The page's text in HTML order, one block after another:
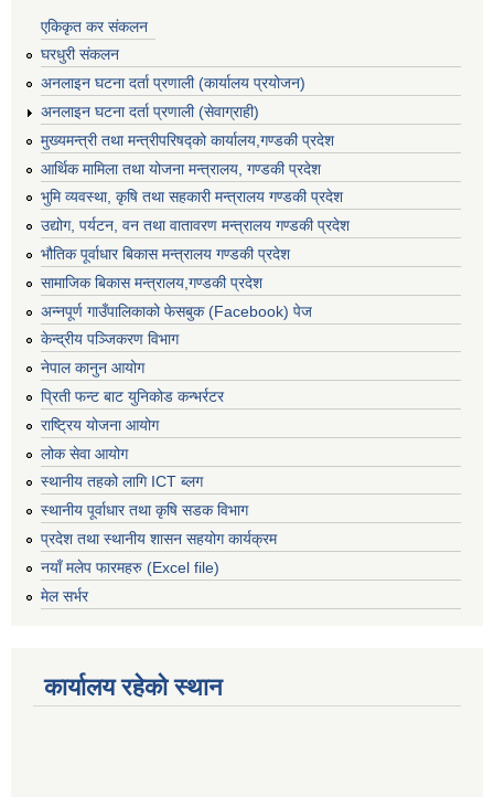
एकिकृत कर संकलन
घरधुरी संकलन
अनलाइन घटना दर्ता प्रणाली (कार्यालय प्रयोजन)
अनलाइन घटना दर्ता प्रणाली (सेवाग्राही)
मुख्यमन्त्री तथा मन्त्रीपरिषद्को कार्यालय,गण्डकी प्रदेश
आर्थिक मामिला तथा योजना मन्त्रालय, गण्डकी प्रदेश
भुमि व्यवस्था, कृषि तथा सहकारी मन्त्रालय गण्डकी प्रदेश
उद्योग, पर्यटन, वन तथा वातावरण मन्त्रालय गण्डकी प्रदेश
भौतिक पूर्वाधार बिकास मन्त्रालय गण्डकी प्रदेश
सामाजिक बिकास मन्त्रालय,गण्डकी प्रदेश
अन्नपूर्ण गाउँपालिकाको फेसबुक (Facebook) पेज
केन्द्रीय पञ्जिकरण विभाग
नेपाल कानुन आयोग
प्रिती फन्ट बाट युनिकोड कन्भर्रटर
राष्ट्रिय योजना आयोग
लोक सेवा आयोग
स्थानीय तहको लागि ICT ब्लग
स्थानीय पूर्वाधार तथा कृषि सडक विभाग
प्रदेश तथा स्थानीय शासन सहयोग कार्यक्रम
नयाँ मलेप फारमहरु (Excel file)
मेल सर्भर
कार्यालय रहेको स्थान